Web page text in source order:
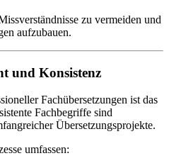
zu vermeiden und
aufzubauen.
und Konsistenz
Fachübersetzungen ist das
Fachbegriffe sind
Übersetzungsprojekte.
umfassen: